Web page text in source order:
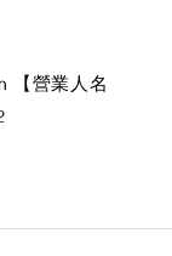
【營業人名